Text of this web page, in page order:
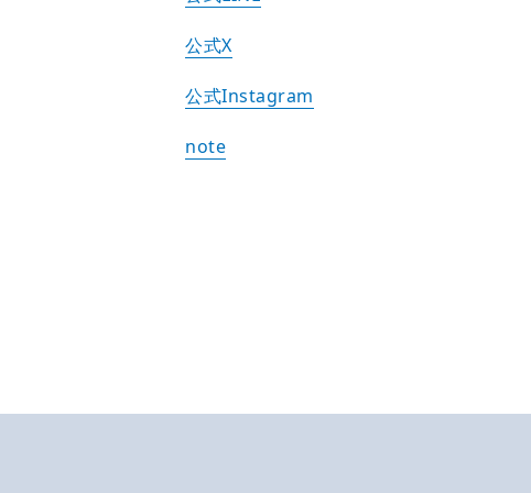
公式X
公式Instagram
note